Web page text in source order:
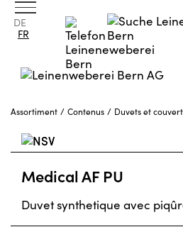
DE
FR
Assortiment Contenus Duvets et
Medical AF PU
Duvet synthetique avec